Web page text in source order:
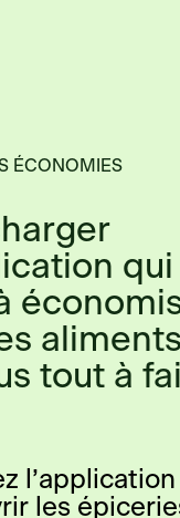
ÉCONOMIES
tout à
les